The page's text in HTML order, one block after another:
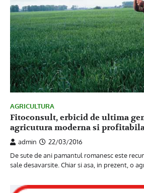
AGRICULTURA
Fitoconsult, erbicid de ultima
agricutura moderna si
admin
22/03/2016
De sute de ani pamantul romanesc este
sale desavarsite. Chiar si asa, in prezent, o